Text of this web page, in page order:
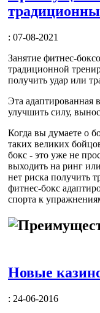
: 07-08-2021
Занятие фитнес-
традиционной
получить удар или
Эта адаптированная
улучшить силу,
Когда вы думаете о
таких великих
бокс - это уже не
выходить на ринг
нет риска получить
фитнес-бокс
спорта к
Новые
: 24-06-2016